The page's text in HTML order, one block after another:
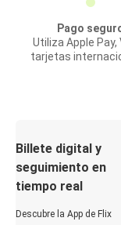
Pago
Utiliza Apple Pay,
tarjetas
Billete digital y
seguimiento en
tiempo real
Descubre la App de Flix